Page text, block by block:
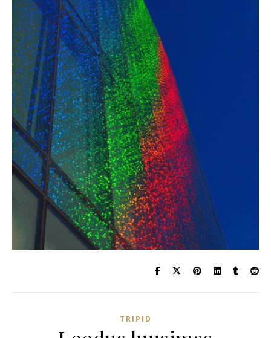
TRIPID